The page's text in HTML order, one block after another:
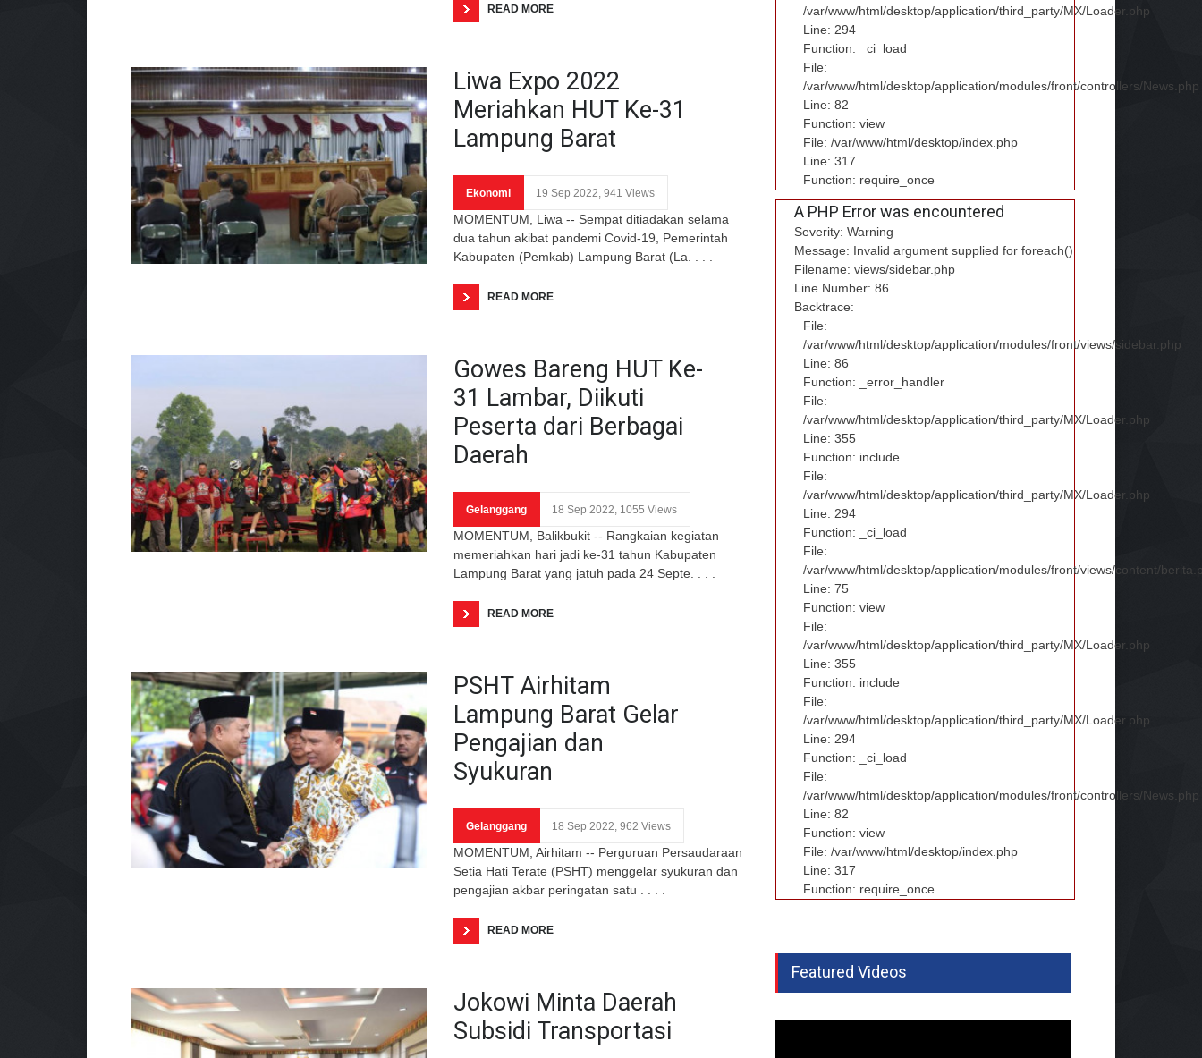
READ MORE
Liwa Expo 2022
Meriahkan HUT Ke-31
Lampung Barat
Ekonomi 19 Sep 2022, 941 Views
MOMENTUM, Liwa -- Sempat ditiadakan selama
dua tahun akibat pandemi Covid-19, Pemerintah
Kabupaten (Pemkab) Lampung Barat (La. . . .
READ MORE
Gowes Bareng HUT Ke-
31 Lambar, Diikuti
Peserta dari Berbagai
Daerah
Gelanggang 18 Sep 2022, 1055 Views
MOMENTUM, Balikbukit -- Rangkaian kegiatan
memeriahkan hari jadi ke-31 tahun Kabupaten
Lampung Barat yang jatuh pada 24 Septe. . . .
READ MORE
PSHT Airhitam
Lampung Barat Gelar
Pengajian dan
Syukuran
Gelanggang 18 Sep 2022, 962 Views
MOMENTUM, Airhitam -- Perguruan Persaudaraan
Setia Hati Terate (PSHT) menggelar syukuran dan
pengajian akbar peringatan satu . . . .
READ MORE
Jokowi Minta Daerah
Subsidi Transportasi
/var/www/html/desktop/application/third_party/MX/Loader.php
Line: 294
Function: _ci_load
File:
/var/www/html/desktop/application/modules/front/controllers/News.php
Line: 82
Function: view
File: /var/www/html/desktop/index.php
Line: 317
Function: require_once
A PHP Error was encountered
Severity: Warning
Message: Invalid argument supplied for foreach()
Filename: views/sidebar.php
Line Number: 86
Backtrace:
File:
/var/www/html/desktop/application/modules/front/views/sidebar.php
Line: 86
Function: _error_handler
File:
/var/www/html/desktop/application/third_party/MX/Loader.php
Line: 355
Function: include
File:
/var/www/html/desktop/application/third_party/MX/Loader.php
Line: 294
Function: _ci_load
File:
/var/www/html/desktop/application/modules/front/views/content/
Line: 75
Function: view
File:
/var/www/html/desktop/application/third_party/MX/Loader.php
Line: 355
Function: include
File:
/var/www/html/desktop/application/third_party/MX/Loader.php
Line: 294
Function: _ci_load
File:
/var/www/html/desktop/application/modules/front/controllers/News.php
Line: 82
Function: view
File: /var/www/html/desktop/index.php
Line: 317
Function: require_once
Featured Videos